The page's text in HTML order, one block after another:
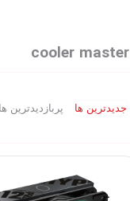
cooler master
جدیدترین ها پربازدیدترین ها